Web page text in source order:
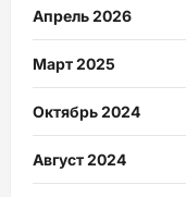
Апрель 2026
Март 2025
Октябрь 2024
Август 2024